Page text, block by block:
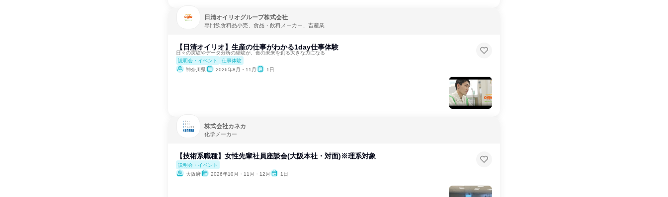
日清オイリオグループ株式会社
専門飲食料品小売、食品・飲料メーカー、畜産業
【日清オイリオ】生産の仕事がわかる1day仕事体験
日々の実験やデータ分析の経験が、食の未来を創る大きな力になる
説明会・イベント
仕事体験
神奈川県
2026年8月・11月 1日
株式会社カネカ
化学メーカー
【技術系職種】女性先輩社員座談会(大阪本社・対面)※理系対象
説明会・イベント
大阪府
2026年10月・11月・12月 1日